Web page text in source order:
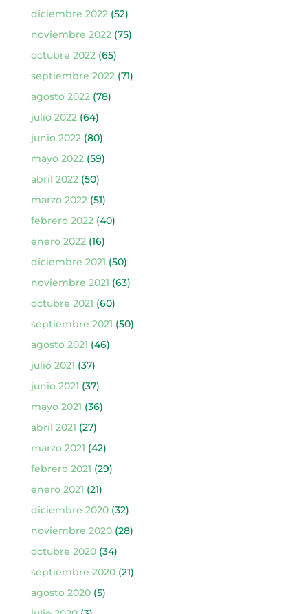
diciembre 2022 (52)
noviembre 2022 (75)
octubre 2022 (65)
septiembre 2022 (71)
agosto 2022 (78)
julio 2022 (64)
junio 2022 (80)
mayo 2022 (59)
abril 2022 (50)
marzo 2022 (51)
febrero 2022 (40)
enero 2022 (16)
diciembre 2021 (50)
noviembre 2021 (63)
octubre 2021 (60)
septiembre 2021 (50)
agosto 2021 (46)
julio 2021 (37)
junio 2021 (37)
mayo 2021 (36)
abril 2021 (27)
marzo 2021 (42)
febrero 2021 (29)
enero 2021 (21)
diciembre 2020(32)
noviembre 2020(28)
octubre 2020(34)
septiembre 2020(21)
agosto 2020(5)